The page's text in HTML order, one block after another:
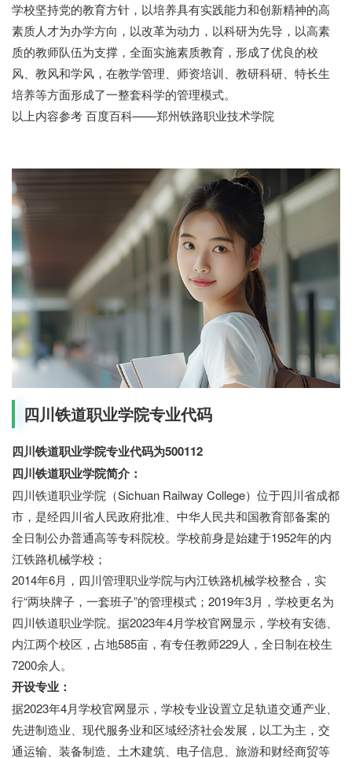
学校坚持党的教育方针，以培养具有实践能力和创新精神的高
素质人才为办学方向，以改革为动力，以科研为先导，以高素
质的教师队伍为支撑，全面实施素质教育，形成了优良的校
风、教风和学风，在教学管理、师资培训、教研科研、特长生
培养等方面形成了一整套科学的管理模式。
以上内容参考 百度百科——郑州铁路职业技术学院
四川铁道职业学院专业代码
四川铁道职业学院专业代码为500112
四川铁道职业学院简介：
四川铁道职业学院（Sichuan Railway College）位于四川省成都
市，是经四川省人民政府批准、中华人民共和国教育部备案的
全日制公办普通高等专科院校。学校前身是始建于1952年的内
江铁路机械学校；
2014年6月，四川管理职业学院与内江铁路机械学校整合，实
行“两块牌子，一套班子”的管理模式；2019年3月，学校更名为
四川铁道职业学院。据2023年4月学校官网显示，学校有安德、
内江两个校区，占地585亩，有专任教师229人，全日制在校生
7200余人。
开设专业：
据2023年4月学校官网显示，学校专业设置立足轨道交通产业、
先进制造业、现代服务业和区域经济社会发展，以工为主，交
通运输、装备制造、土木建筑、电子信息、旅游和财经商贸等